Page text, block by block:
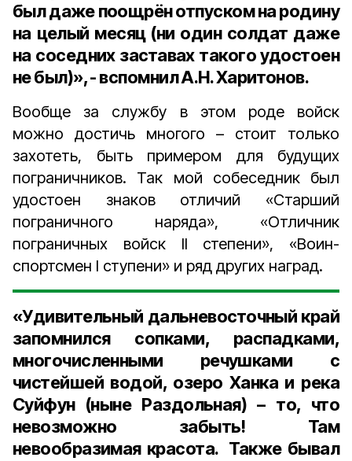
был даже поощрён отпуском на родину
на целый месяц (ни один солдат даже
на соседних заставах такого удостоен
не был)», - вспомнил А.Н. Харитонов.
Вообще за службу в этом роде войск
можно достичь многого – стоит только
захотеть, быть примером для будущих
пограничников. Так мой собеседник был
удостоен знаков отличий «Старший
пограничного наряда», «Отличник
пограничных войск II степени», «Воин-
спортсмен I ступени» и ряд других наград.
«Удивительный дальневосточный край
запомнился сопками, распадками,
многочисленными речушками с
чистейшей водой, озеро Ханка и река
Суйфун (ныне Раздольная) – то, что
невозможно забыть! Там
невообразимая красота. Также бывал